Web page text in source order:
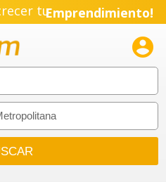
tuEmprendimiento!
